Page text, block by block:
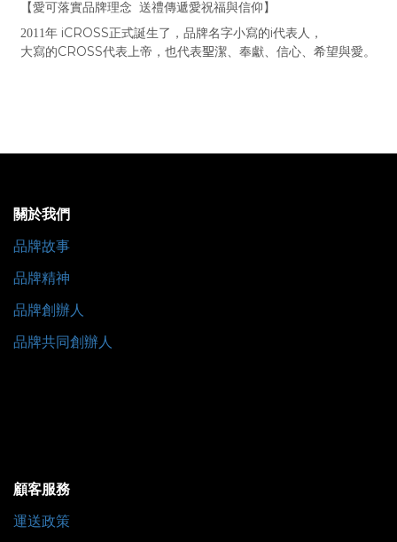
【愛可落實品牌理念 送禮傳遞愛祝福與信仰】
2011年 iCROSS正式誕生了，品牌名字小寫的i代表人，
大寫的CROSS代表上帝，也代表聖潔、奉獻、信心、希望與愛。
關於我們
品牌故事
品牌精神
品牌創辦人
品牌共同創辦人
顧客服務
運送政策